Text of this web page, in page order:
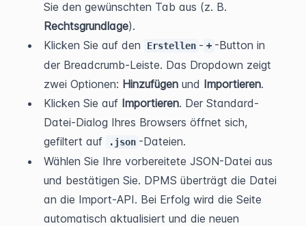
Rechtsgrundlage).
Klicken Sie auf den
Erstellen - + -Button in
der Breadcrumb-Leiste. Das Dropdown zeigt
zwei Optionen: Hinzufügen und Importieren.
Klicken Sie auf Importieren. Der Standard-
Datei-Dialog Ihres Browsers öffnet sich,
gefiltert auf
.json -Dateien.
Wählen Sie Ihre vorbereitete JSON-Datei aus
und bestätigen Sie. DPMS überträgt die Datei
an die Import-API. Bei Erfolg wird die Seite
automatisch aktualisiert und die neuen